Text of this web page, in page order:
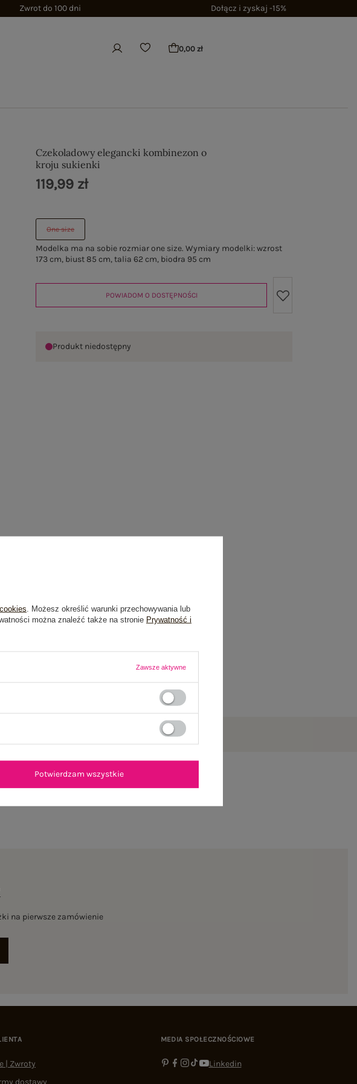
Zwrot do 100 dni Dołącz i zyskaj -15%
0,00 zł
Czekoladowy elegancki kombinezon o
kroju sukienki
One size
Modelka ma na sobie rozmiar one size. Wymiary modelki: wzrost
173 cm, biust 85 cm, talia 62 cm, biodra 95 cm
119,99 zł
POWIADOM O DOSTĘPNOŚCI
Produkt niedostępny
na pierwsze zamówienie
| Zwroty
dostawy
MEDIA SPOŁECZNOŚCIOWE
Linkedin
. Możesz określić warunki przechowywania lub
można znaleźć także na stronie Prywatność i
Zawsze aktywne
Potwierdzam wszystkie